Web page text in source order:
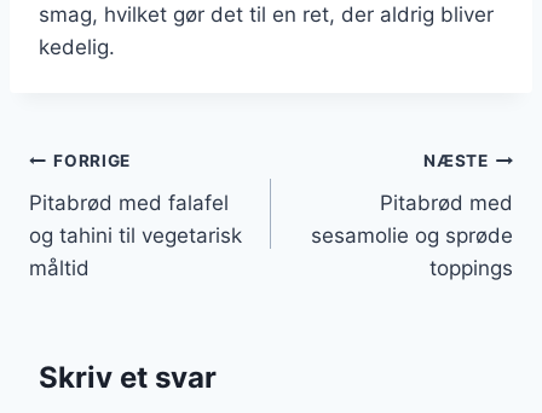
smag, hvilket gør det til en ret, der aldrig bliver
kedelig.
Indlægsnavigation
FORRIGE
Pitabrød med falafel
og tahini til vegetarisk
måltid
NÆSTE
Pitabrød med
sesamolie og sprøde
toppings
Skriv et svar